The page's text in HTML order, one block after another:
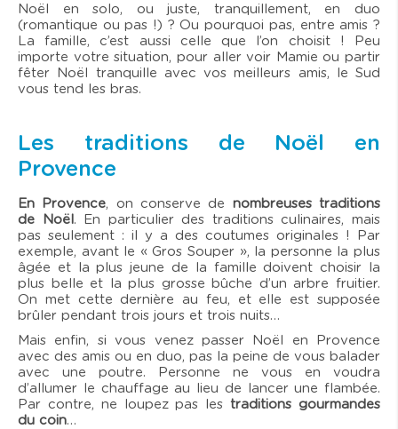
Noël en solo, ou juste, tranquillement, en duo
(romantique ou pas !) ? Ou pourquoi pas, entre amis ?
La famille, c’est aussi celle que l’on choisit ! Peu
importe votre situation, pour aller voir Mamie ou partir
fêter Noël tranquille avec vos meilleurs amis, le Sud
vous tend les bras.
Les traditions de Noël en
Provence
En Provence, on conserve de nombreuses traditions
de Noël. En particulier des traditions culinaires, mais
pas seulement : il y a des coutumes originales ! Par
exemple, avant le « Gros Souper », la personne la plus
âgée et la plus jeune de la famille doivent choisir la
plus belle et la plus grosse bûche d’un arbre fruitier.
On met cette dernière au feu, et elle est supposée
brûler pendant trois jours et trois nuits…
Mais enfin, si vous venez passer Noël en Provence
avec des amis ou en duo, pas la peine de vous balader
avec une poutre. Personne ne vous en voudra
d’allumer le chauffage au lieu de lancer une flambée.
Par contre, ne loupez pas lestraditions gourmandes
du coin…